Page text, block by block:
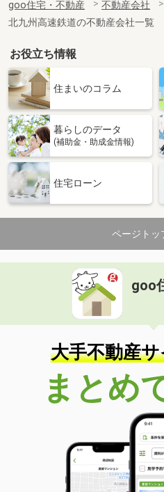
goo住宅・不動産 不動産会社
北九州高速鉄道の不動産会社一覧
お役立ち情報
住まいのコラム
暮らしのデータ
(補助金・助成金情報)
住宅ローン
ページトッ
goo
大手不動産
まとめ